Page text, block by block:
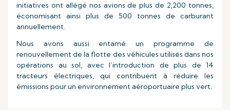
initiatives ont allégé nos avions de plus de 2,200 tonnes,
économisant ainsi plus de 500 tonnes de carburant
annuellement.
Nous avons aussi entamé un programme de
renouvellement de la flotte des véhicules utilisés dans nos
opérations au sol, avec l’introduction de plus de 14
tracteurs électriques, qui contribuent à réduire les
émissions pour un environnement aéroportuaire plus vert.